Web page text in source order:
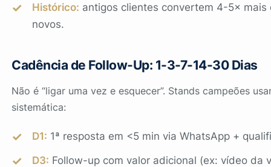
Histórico: antigos clientes convertem 4-5× mais
novos.
Cadência de Follow-Up: 1-3-7-14-30 Dias
Não é “ligar uma vez e esquecer”. Stands campeões
sistemática:
D1: 1ª resposta em <5 min via WhatsApp +
D3: Follow-up com valor adicional (ex: vídeo da